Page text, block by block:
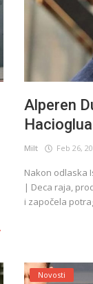
Alperen
Milt Feb 26,
Nakon odlaska
| Deca raja,
i započela
Novosti